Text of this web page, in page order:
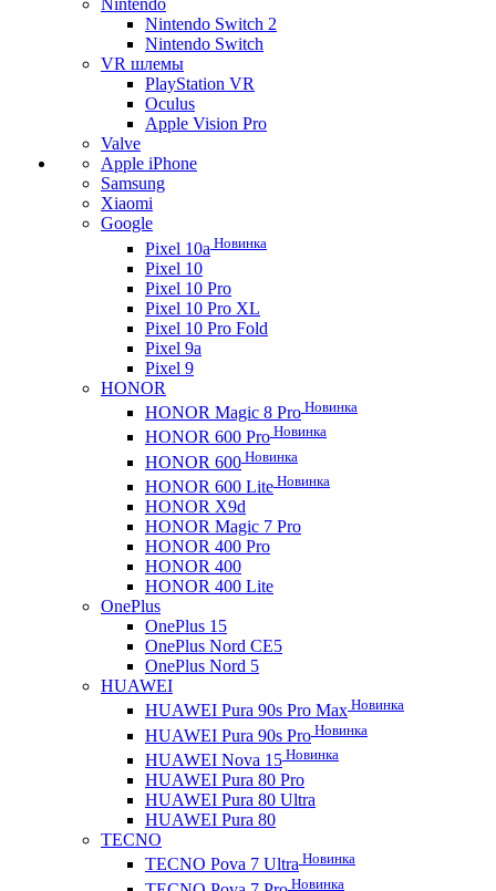
Nintendo
Nintendo Switch 2
Nintendo Switch
VR шлемы
PlayStation VR
Oculus
Apple Vision Pro
Valve
Apple iPhone
Samsung
Xiaomi
Google
Pixel 10a Новинка
Pixel 10
Pixel 10 Pro
Pixel 10 Pro XL
Pixel 10 Pro Fold
Pixel 9a
Pixel 9
HONOR
HONOR Magic 8 Pro Новинка
HONOR 600 Pro Новинка
HONOR 600 Новинка
HONOR 600 Lite Новинка
HONOR X9d
HONOR Magic 7 Pro
HONOR 400 Pro
HONOR 400
HONOR 400 Lite
OnePlus
OnePlus 15
OnePlus Nord CE5
OnePlus Nord 5
HUAWEI
HUAWEI Pura 90s Pro Max Новинка
HUAWEI Pura 90s Pro Новинка
HUAWEI Nova 15 Новинка
HUAWEI Pura 80 Pro
HUAWEI Pura 80 Ultra
HUAWEI Pura 80
TECNO
TECNO Pova 7 Ultra Новинка
Новинка